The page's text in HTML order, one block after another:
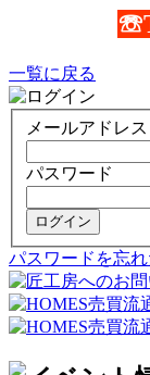
一覧に戻る
メールアドレス
パスワード
ログイン
パスワードを忘